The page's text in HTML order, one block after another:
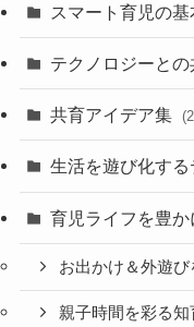
スマート育児の基
テクノロジーとの
共育アイデア集
生活を遊び化する
育児ライフを豊か
お出かけ＆外遊
親子時間を彩る